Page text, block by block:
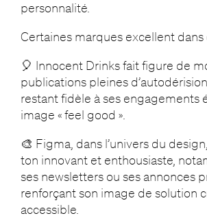
personnalité.
Certaines marques excellent dans
🎈 Innocent Drinks fait figure de
publications pleines
restant fidèle à ses engagements
image « feel good ».
🎨 Figma, dans l’univers du
ton innovant et enthousiaste,
ses newsletters ou ses annonces
renforçant son image de solution
accessible.